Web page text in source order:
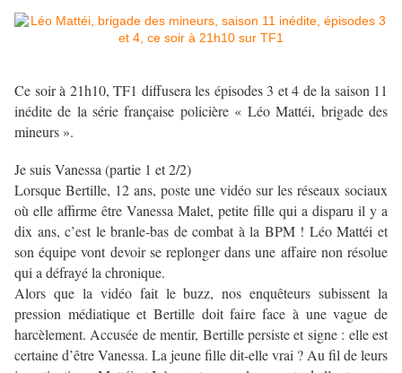
Ce soir à 21h10, TF1 diffusera les épisodes 3 et 4 de la saison 11
inédite de la série française policière « Léo Mattéi, brigade des
mineurs ».
Je suis Vanessa (partie 1 et 2/2)
Lorsque Bertille, 12 ans, poste une vidéo sur les réseaux sociaux
où elle aﬃrme être Vanessa Malet, petite ﬁlle qui a disparu il y a
dix ans, c’est le branle-bas de combat à la BPM ! Léo Mattéi et
son équipe vont devoir se replonger dans une aﬀaire non résolue
qui a défrayé la chronique.
Alors que la vidéo fait le buzz, nos enquêteurs subissent la
pression médiatique et Bertille doit faire face à une vague de
harcèlement. Accusée de mentir, Bertille persiste et signe : elle est
certaine d’être Vanessa. La jeune ﬁlle dit-elle vrai ? Au ﬁl de leurs